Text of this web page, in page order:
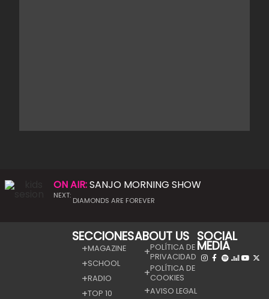
ON AIR:SANJO MORNING SHOW
NEXT:
DIAMONDS ARE FOREVER
SECCIONES
MAGAZINE
SCHOOL
RADIO
TOP 10
ABOUT US
POLÍTICA DE
PRIVACIDAD
POLÍTICA DE
COOKIES
AVISO LEGAL
SOCIAL
MEDIA